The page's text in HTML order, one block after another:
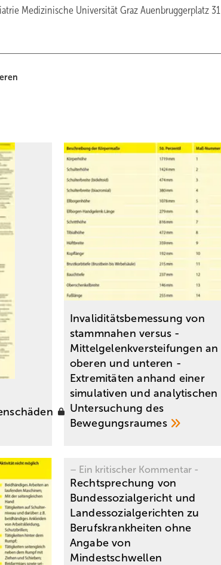
Medizinische Universität Graz Auenbruggerplatz 31
Invaliditätsbemessung von
stammnahen versus ­
Mittelgelenkversteifungen an
oberen und unteren ­
Extremitäten anhand einer
simulativen und analytischen
Untersuchung des
Bewegungsraumes
– Ein kritischer Kommentar -
Rechtsprechung von
Bundessozialgericht und
Landessozialgerichten zu
Berufskrankheiten ohne
Angabe von
Mindestschwellen